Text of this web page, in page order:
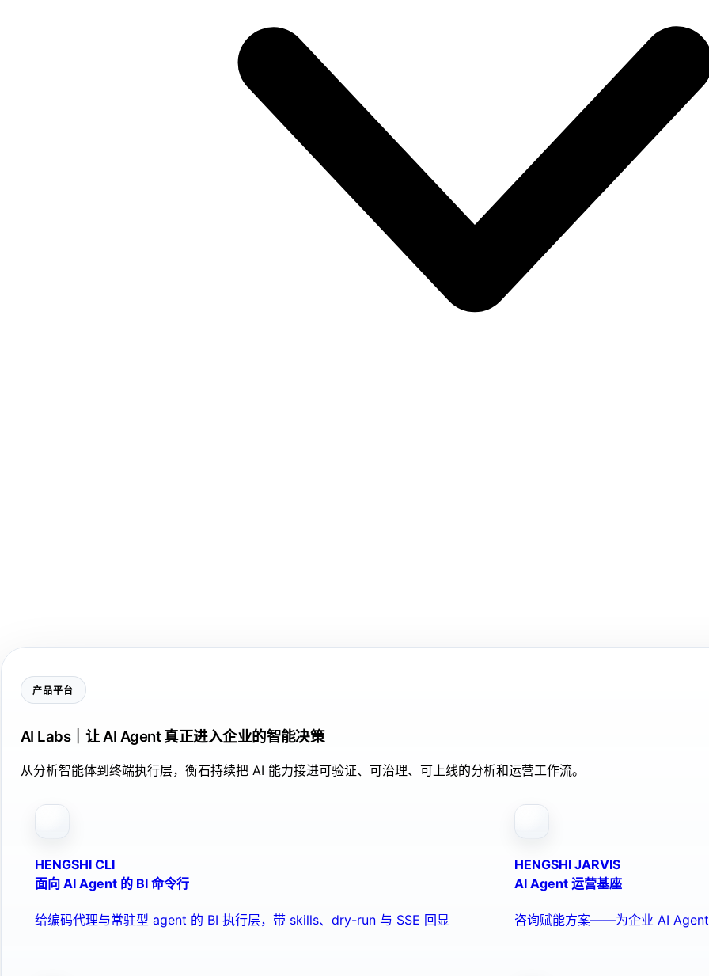
产品平台
AI Labs｜让 AI Agent 真正进入企业的智能决策
从分析智能体到终端执行层，衡石持续把 AI 能力接进可验证、可治理、可上线的分析和运营工作流。
HENGSHI CLI
面向 AI Agent 的 BI 命令行
给编码代理与常驻型 agent 的 BI 执行层，带 skills、dry-run 与 SSE 回显
HENGSHI JARVIS
AI Agent 运营基座
咨询赋能方案——为企业 AI Agent